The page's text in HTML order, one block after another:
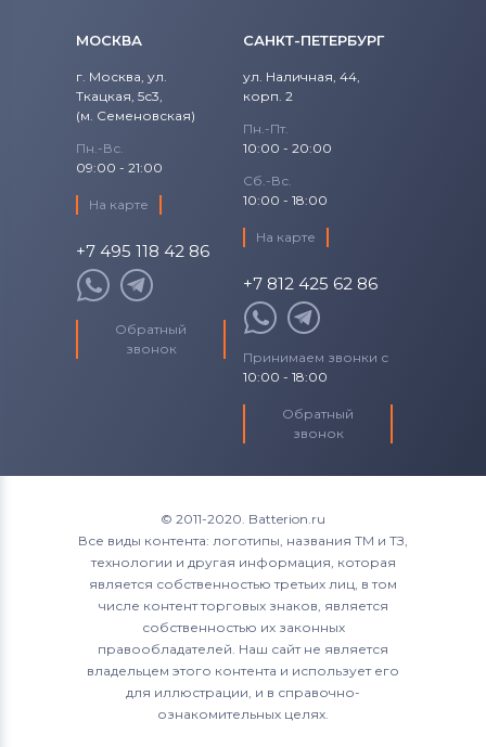
МОСКВА
г. Москва, ул.
Ткацкая, 5с3,
(м. Семеновская)
Пн.-Вс.
09:00 - 21:00
На карте
+7 495 118 42 86
Обратный
звонок
САНКТ-ПЕТЕРБУРГ
ул. Наличная, 44,
корп. 2
Пн.-Пт.
10:00 - 20:00
Сб.-Вс.
10:00 - 18:00
На карте
+7 812 425 62 86
Принимаем звонки с
10:00 - 18:00
Обратный
звонок
© 2011-2020. Batterion.ru
Все виды контента: логотипы, названия ТМ и ТЗ,
технологии и другая информация, которая
является собственностью третьих лиц, в том
числе контент торговых знаков, является
собственностью их законных
правообладателей. Наш сайт не является
владельцем этого контента и использует его
для иллюстрации, и в справочно-
ознакомительных целях.